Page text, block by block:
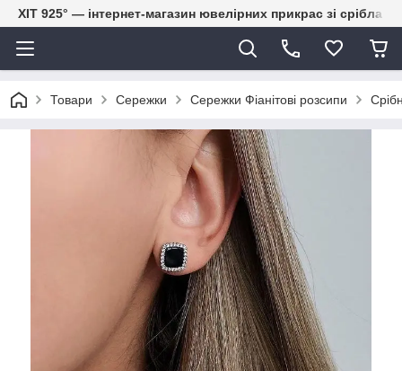
ХІТ 925° — інтернет-магазин ювелірних прикрас зі срібла
Товари Сережки Сережки Фіанітові розсипи